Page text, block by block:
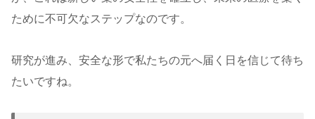
ために不可欠なステップなのです。
研究が進み、安全な形で私たちの元へ届く日を信じて待ち
たいですね。